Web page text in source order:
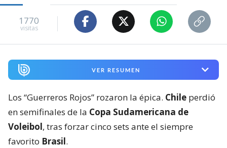
1770
visitas
VER RESUMEN
Los “Guerreros Rojos” rozaron la épica. Chile perdió
en semifinales de la Copa Sudamericana de
Voleibol, tras forzar cinco sets ante el siempre
favorito Brasil.